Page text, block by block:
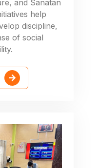
and Sanatan
help
discipline,
of social